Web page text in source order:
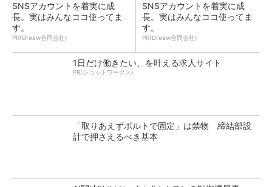
SNSアカウントを着実に成
長。実はみんなココ使ってま
す。
PR(Dreaw合同会社)
SNSアカウントを着実に成
長。実はみんなココ使ってま
す。
PR(Dreaw合同会社)
1日だけ働きたい、を叶える求人サイト
PR(ショットワークス)
「取りあえずボルトで固定」は禁物 締結部設
計で押さえるべき基本